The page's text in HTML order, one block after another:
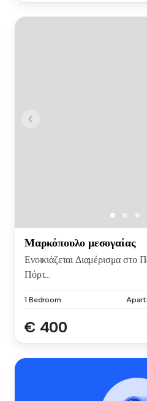
Μαρκόπουλο μεσογαίας
Ενοικιάζεται Διαμέρισμα στο
Πόρτ...
1 Bedroom
€ 400